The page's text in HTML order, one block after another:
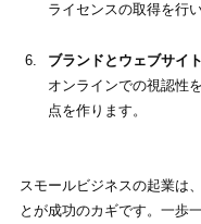
ライセンスの取得を行い
ブランドとウェブサイ
オンラインでの視認性
点を作ります。
スモールビジネスの起業は
とが成功のカギです。一歩